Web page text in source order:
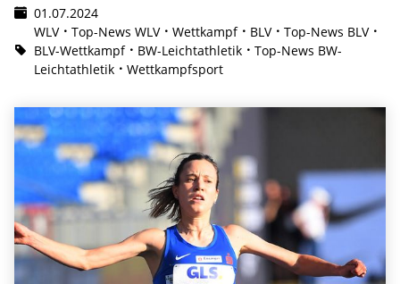
01.07.2024
WLV
Top-News WLV Wettkampf BLV
Top-News BLV
BLV-Wettkampf
BW-Leichtathletik
Top-News BW-
Leichtathletik
Wettkampfsport